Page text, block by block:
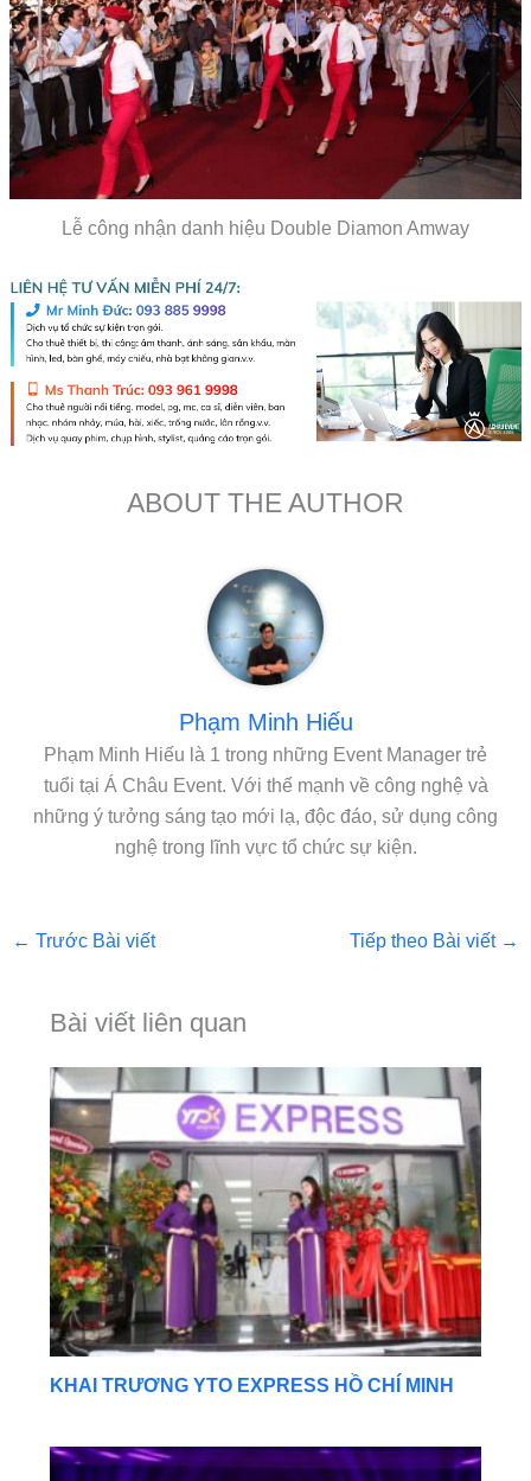
Lễ công nhận danh hiệu Double Diamon Amway
ABOUT THE AUTHOR
Phạm Minh Hiếu
Phạm Minh Hiếu là 1 trong những Event Manager trẻ
tuổi tại Á Châu Event. Với thế mạnh về công nghệ và
những ý tưởng sáng tạo mới lạ, độc đáo, sử dụng công
nghệ trong lĩnh vực tổ chức sự kiện.
← Trước Bài viết Tiếp theo Bài viết →
Bài viết liên quan
KHAI TRƯƠNG YTO EXPRESS HỒ CHÍ MINH